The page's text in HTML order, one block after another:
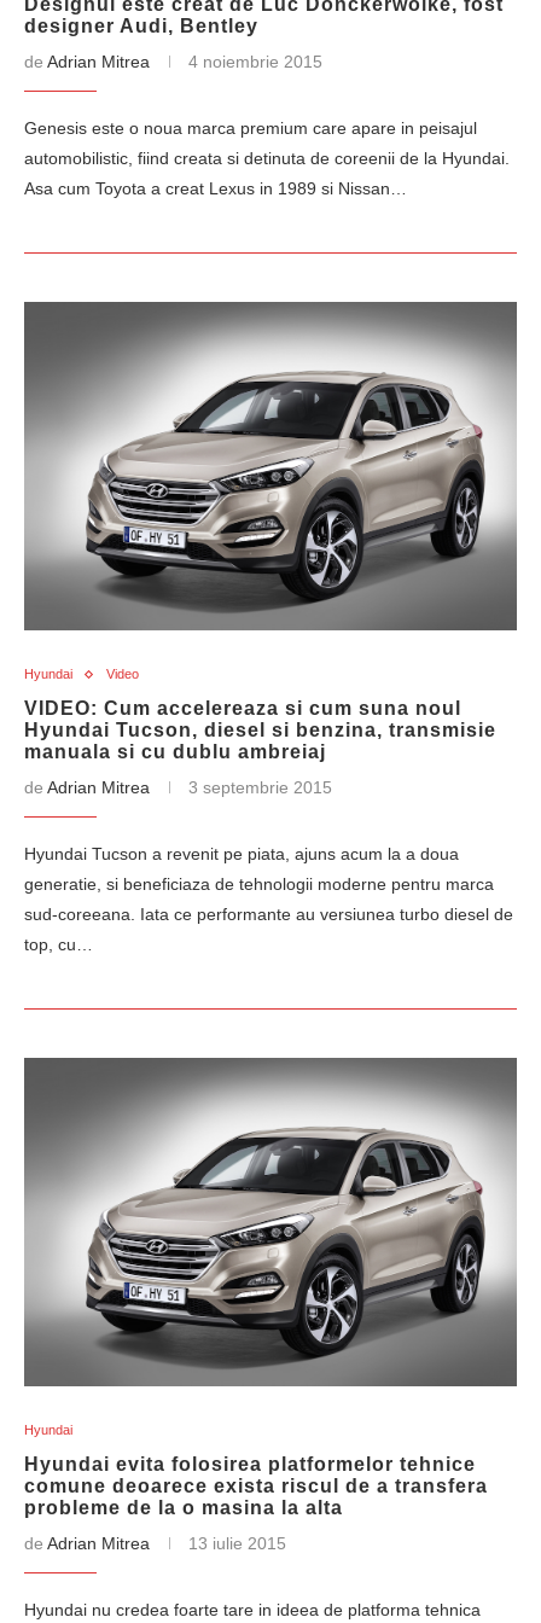
Designul este creat de Luc Donckerwolke, fost
designer Audi, Bentley
de Adrian Mitrea 4 noiembrie 2015
Genesis este o noua marca premium care apare in peisajul
automobilistic, fiind creata si detinuta de coreenii de la Hyundai.
Asa cum Toyota a creat Lexus in 1989 si Nissan…
Hyundai Video
VIDEO: Cum accelereaza si cum suna noul
Hyundai Tucson, diesel si benzina, transmisie
manuala si cu dublu ambreiaj
de Adrian Mitrea 3 septembrie 2015
Hyundai Tucson a revenit pe piata, ajuns acum la a doua
generatie, si beneficiaza de tehnologii moderne pentru marca
sud-coreeana. Iata ce performante au versiunea turbo diesel de
top, cu…
Hyundai
Hyundai evita folosirea platformelor tehnice
comune deoarece exista riscul de a transfera
probleme de la o masina la alta
de Adrian Mitrea 13 iulie 2015
Hyundai nu credea foarte tare in ideea de platforma tehnica